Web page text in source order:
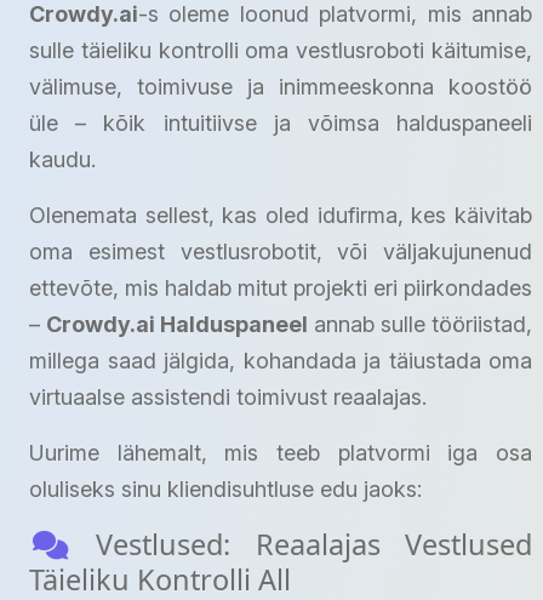
Crowdy.ai-s oleme loonud platvormi, mis annab
sulle täieliku kontrolli oma vestlusroboti käitumise,
välimuse, toimivuse ja inimmeeskonna koostöö
üle – kõik intuitiivse ja võimsa halduspaneeli
kaudu.
Olenemata sellest, kas oled idufirma, kes käivitab
oma esimest vestlusrobotit, või väljakujunenud
ettevõte, mis haldab mitut projekti eri piirkondades
– Crowdy.ai Halduspaneel annab sulle tööriistad,
millega saad jälgida, kohandada ja täiustada oma
virtuaalse assistendi toimivust reaalajas.
Uurime lähemalt, mis teeb platvormi iga osa
oluliseks sinu kliendisuhtluse edu jaoks:
Vestlused: Reaalajas Vestlused
Täieliku Kontrolli All